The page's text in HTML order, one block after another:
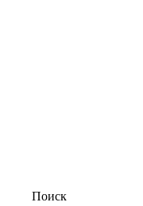
Поиск